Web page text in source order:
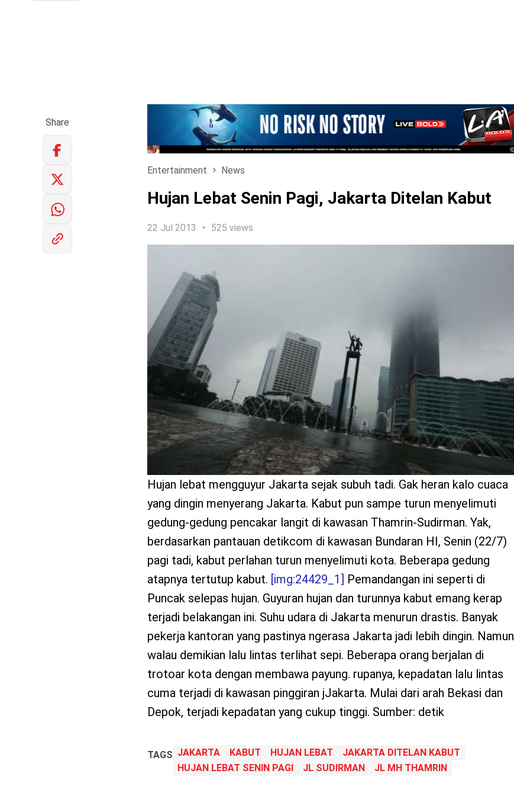
Share
Entertainment News
Hujan Lebat Senin Pagi, Jakarta Ditelan Kabut
22 Jul 2013 525 views
Hujan lebat mengguyur Jakarta sejak subuh tadi. Gak heran kalo cuaca
yang dingin menyerang Jakarta. Kabut pun sampe turun menyelimuti
gedung-gedung pencakar langit di kawasan Thamrin-Sudirman. Yak,
berdasarkan pantauan detikcom di kawasan Bundaran HI, Senin (22/7)
pagi tadi, kabut perlahan turun menyelimuti kota. Beberapa gedung
atapnya tertutup kabut. [img:24429_1] Pemandangan ini seperti di
Puncak selepas hujan. Guyuran hujan dan turunnya kabut emang kerap
terjadi belakangan ini. Suhu udara di Jakarta menurun drastis. Banyak
pekerja kantoran yang pastinya ngerasa Jakarta jadi lebih dingin. Namun
walau demikian lalu lintas terlihat sepi. Beberapa orang berjalan di
trotoar kota dengan membawa payung. rupanya, kepadatan lalu lintas
cuma terjadi di kawasan pinggiran jJakarta. Mulai dari arah Bekasi dan
Depok, terjadi kepadatan yang cukup tinggi. Sumber: detik
TAGS JAKARTA KABUT HUJAN LEBAT
JAKARTA DITELAN KABUT
HUJAN LEBAT SENIN PAGI
JL SUDIRMAN JL MH THAMRIN